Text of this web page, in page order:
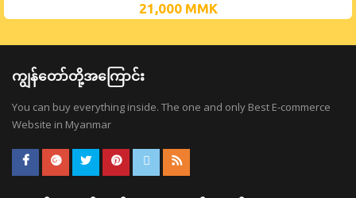
21,000 MMK
ကျွန်တော်တို့အကြောင်း
You can buy everything inside. The one and only Best E-commerce
Website in Myanmar